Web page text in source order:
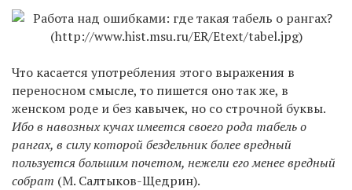
Что касается употребления этого выражения в
переносном смысле, то пишется оно так же, в
женском роде и без кавычек, но со строчной буквы.
Ибо в навозных кучах имеется своего рода табель о
рангах, в силу которой бездельник более вредный
пользуется большим почетом, нежели его менее вредный
собрат (М. Салтыков-Щедрин).